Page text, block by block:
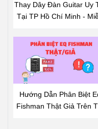
Thay Dây Đàn Guitar Uy
Tại TP Hồ Chí Minh -
Dây Đàn Tại Shop
Hướng Dẫn Phân Biệt
Fishman Thật Giả Trên